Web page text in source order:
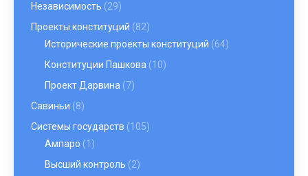
Независимость (29)
Проекты конституций (82)
Исторические проекты конституций (64)
Конституции Пашкова (10)
Проект Дарвина (7)
Савиньи (8)
Системы государств (105)
Ампаро (1)
Высший контроль (2)